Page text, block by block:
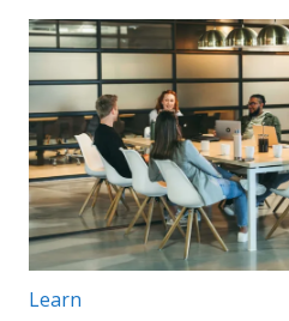
Categorie articolo:
Learn